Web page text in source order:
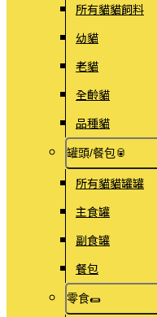
所有貓貓飼料
幼貓
老貓
全齡貓
品種貓
罐頭/餐包🥫
所有貓貓罐罐
主食罐
副食罐
餐包
零食🌯